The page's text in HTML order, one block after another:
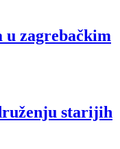
zagrebačkim
starijih